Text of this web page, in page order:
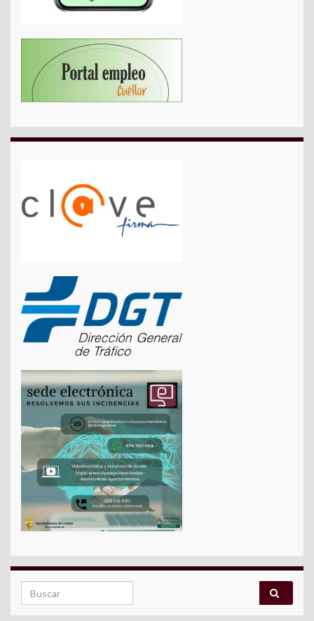
Search for: